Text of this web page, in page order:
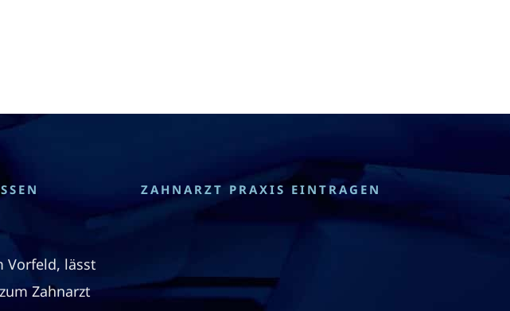
Vorfeld, lässt
Zahnarzt
ZAHNARZT PRAXIS EINTRAGEN